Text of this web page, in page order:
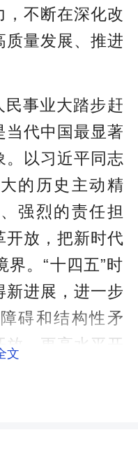
，不断在深化改
质量发展、推进
民事业大踏步赶
当代中国最显著
。以习近平同志
的历史主动精
强烈的责任担
开放，把新时代
。“十四五”时
新进展，进一步
碍和结构性矛
放，更高水平开
成，高质量共
文